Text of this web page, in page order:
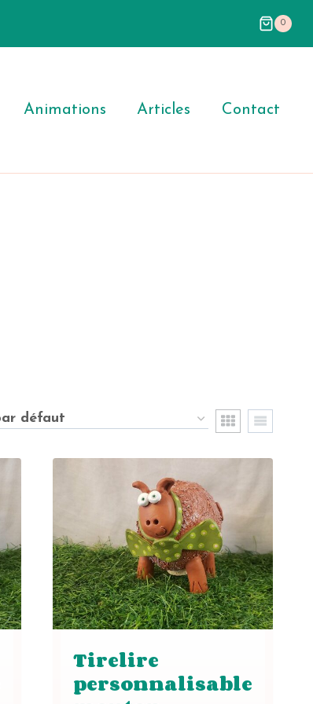
0
Animations Articles Contact
Tirelire
personnalisable